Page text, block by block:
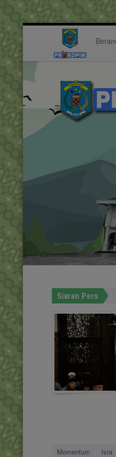
Hastag:
Siaran Pers
Momentum Isra